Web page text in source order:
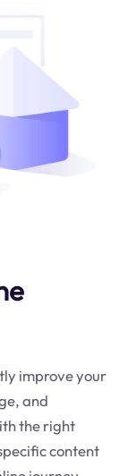
improve your
and
the right
content